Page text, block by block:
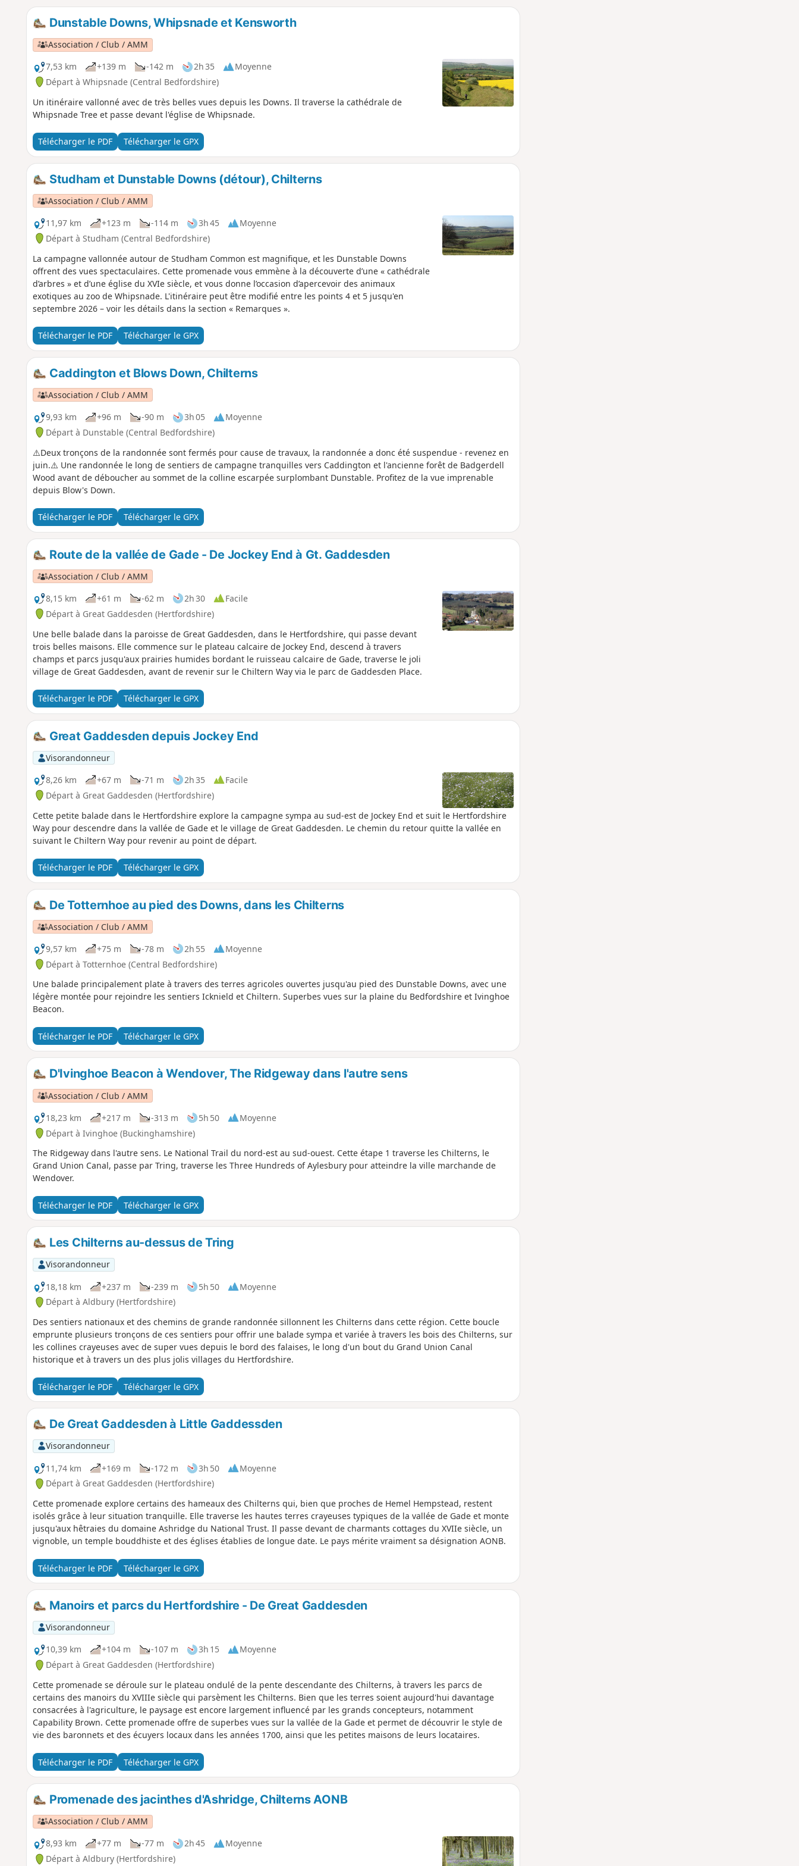
Dunstable Downs, Whipsnade et Kensworth
Association / Club / AMM
7,53 km
+139 m -142 m 2h 35
Moyenne
Départ à Whipsnade (Central Bedfordshire)
Un itinéraire vallonné avec de très belles vues depuis les Downs. Il traverse la cathédrale de
Whipsnade Tree et passe devant l'église de Whipsnade.
Télécharger le PDF Télécharger le GPX
Studham et Dunstable Downs (détour), Chilterns
Association / Club / AMM
11,97 km
+123 m -114 m 3h 45
Moyenne
Départ à Studham (Central Bedfordshire)
La campagne vallonnée autour de Studham Common est magnifique, et les Dunstable Downs
offrent des vues spectaculaires. Cette promenade vous emmène à la découverte d’une « cathédrale
d’arbres » et d’une église du XVIe siècle, et vous donne l’occasion d’apercevoir des animaux
exotiques au zoo de Whipsnade. L'itinéraire peut être modifié entre les points 4 et 5 jusqu'en
septembre 2026 – voir les détails dans la section « Remarques ».
Télécharger le PDF Télécharger le GPX
Caddington et Blows Down, Chilterns
Association / Club / AMM
9,93 km
+96 m -90 m 3h 05
Moyenne
Départ à Dunstable (Central Bedfordshire)
⚠️Deux tronçons de la randonnée sont fermés pour cause de travaux, la randonnée a donc été suspendue - revenez en
juin.⚠️ Une randonnée le long de sentiers de campagne tranquilles vers Caddington et l'ancienne forêt de Badgerdell
Wood avant de déboucher au sommet de la colline escarpée surplombant Dunstable. Profitez de la vue imprenable
depuis Blow's Down.
Télécharger le PDF Télécharger le GPX
Route de la vallée de Gade - De Jockey End à Gt. Gaddesden
Association / Club / AMM
8,15 km
+61 m -62 m 2h 30
Facile
Départ à Great Gaddesden (Hertfordshire)
Une belle balade dans la paroisse de Great Gaddesden, dans le Hertfordshire, qui passe devant
trois belles maisons. Elle commence sur le plateau calcaire de Jockey End, descend à travers
champs et parcs jusqu'aux prairies humides bordant le ruisseau calcaire de Gade, traverse le joli
village de Great Gaddesden, avant de revenir sur le Chiltern Way via le parc de Gaddesden Place.
Télécharger le PDF Télécharger le GPX
Great Gaddesden depuis Jockey End
Visorandonneur
8,26 km
+67 m -71 m 2h 35
Facile
Départ à Great Gaddesden (Hertfordshire)
Cette petite balade dans le Hertfordshire explore la campagne sympa au sud-est de Jockey End et suit le Hertfordshire
Way pour descendre dans la vallée de Gade et le village de Great Gaddesden. Le chemin du retour quitte la vallée en
suivant le Chiltern Way pour revenir au point de départ.
Télécharger le PDF Télécharger le GPX
De Totternhoe au pied des Downs, dans les Chilterns
Association / Club / AMM
9,57 km
+75 m -78 m 2h 55
Moyenne
Départ à Totternhoe (Central Bedfordshire)
Une balade principalement plate à travers des terres agricoles ouvertes jusqu'au pied des Dunstable Downs, avec une
légère montée pour rejoindre les sentiers Icknield et Chiltern. Superbes vues sur la plaine du Bedfordshire et Ivinghoe
Beacon.
Télécharger le PDF Télécharger le GPX
D'Ivinghoe Beacon à Wendover, The Ridgeway dans l'autre sens
Association / Club / AMM
18,23 km
+217 m -313 m 5h 50
Moyenne
Départ à Ivinghoe (Buckinghamshire)
The Ridgeway dans l'autre sens. Le National Trail du nord-est au sud-ouest. Cette étape 1 traverse les Chilterns, le
Grand Union Canal, passe par Tring, traverse les Three Hundreds of Aylesbury pour atteindre la ville marchande de
Wendover.
Télécharger le PDF Télécharger le GPX
Les Chilterns au-dessus de Tring
Visorandonneur
18,18 km
+237 m -239 m 5h 50
Moyenne
Départ à Aldbury (Hertfordshire)
Des sentiers nationaux et des chemins de grande randonnée sillonnent les Chilterns dans cette région. Cette boucle
emprunte plusieurs tronçons de ces sentiers pour offrir une balade sympa et variée à travers les bois des Chilterns, sur
les collines crayeuses avec de super vues depuis le bord des falaises, le long d'un bout du Grand Union Canal
historique et à travers un des plus jolis villages du Hertfordshire.
Télécharger le PDF Télécharger le GPX
De Great Gaddesden à Little Gaddessden
Visorandonneur
11,74 km
+169 m -172 m 3h 50
Moyenne
Départ à Great Gaddesden (Hertfordshire)
Cette promenade explore certains des hameaux des Chilterns qui, bien que proches de Hemel Hempstead, restent
isolés grâce à leur situation tranquille. Elle traverse les hautes terres crayeuses typiques de la vallée de Gade et monte
jusqu'aux hêtraies du domaine Ashridge du National Trust. Il passe devant de charmants cottages du XVIIe siècle, un
vignoble, un temple bouddhiste et des églises établies de longue date. Le pays mérite vraiment sa désignation AONB.
Télécharger le PDF Télécharger le GPX
Manoirs et parcs du Hertfordshire - De Great Gaddesden
Visorandonneur
10,39 km
+104 m -107 m 3h 15
Moyenne
Départ à Great Gaddesden (Hertfordshire)
Cette promenade se déroule sur le plateau ondulé de la pente descendante des Chilterns, à travers les parcs de
certains des manoirs du XVIIIe siècle qui parsèment les Chilterns. Bien que les terres soient aujourd'hui davantage
consacrées à l'agriculture, le paysage est encore largement influencé par les grands concepteurs, notamment
Capability Brown. Cette promenade offre de superbes vues sur la vallée de la Gade et permet de découvrir le style de
vie des baronnets et des écuyers locaux dans les années 1700, ainsi que les petites maisons de leurs locataires.
Télécharger le PDF Télécharger le GPX
Promenade des jacinthes d'Ashridge, Chilterns AONB
Association / Club / AMM
8,93 km
+77 m -77 m 2h 45
Moyenne
Départ à Aldbury (Hertfordshire)